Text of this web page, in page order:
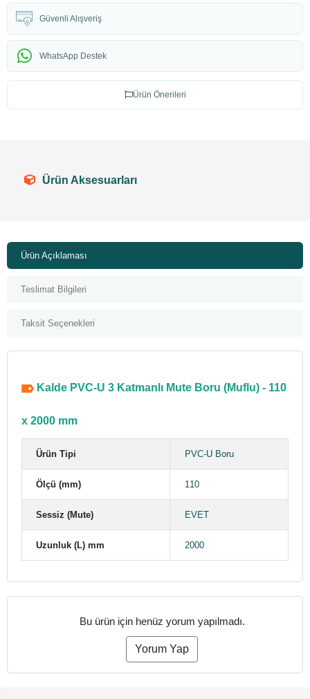
Güvenli Alışveriş
WhatsApp Destek
Ürün Önerileri
Ürün Aksesuarları
Ürün Açıklaması
Teslimat Bilgileri
Taksit Seçenekleri
Kalde PVC-U 3 Katmanlı Mute Boru (Muflu) - 110
x 2000 mm
Ürün Tipi PVC-U Boru
Ölçü (mm) 110
Sessiz (Mute) EVET
Uzunluk (L) mm 2000
Bu ürün için henüz yorum yapılmadı.
Yorum Yap